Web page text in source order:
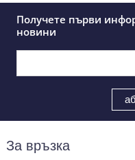
Получете първи
новини
За връзка